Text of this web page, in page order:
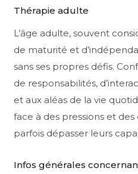
Thérapie adulte
L’âge adulte, souvent
de maturité et
sans ses propres défis.
de responsabilités,
et aux aléas de la vie
face à des pressions et
parfois dépasser leurs
Infos générales